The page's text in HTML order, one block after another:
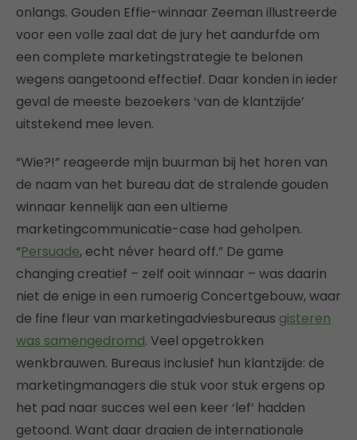
onlangs. Gouden Effie-winnaar Zeeman illustreerde
voor een volle zaal dat de jury het aandurfde om
een complete marketingstrategie te belonen
wegens aangetoond effectief. Daar konden in ieder
geval de meeste bezoekers ‘van de klantzijde’
uitstekend mee leven.
“Wie?!” reageerde mijn buurman bij het horen van
de naam van het bureau dat de stralende gouden
winnaar kennelijk aan een ultieme
marketingcommunicatie-case had geholpen.
“Persuade, echt néver heard off.” De game
changing creatief – zelf ooit winnaar – was daarin
niet de enige in een rumoerig Concertgebouw, waar
de fine fleur van marketingadviesbureaus gisteren
was samengedromd. Veel opgetrokken
wenkbrauwen. Bureaus inclusief hun klantzijde: de
marketingmanagers die stuk voor stuk ergens op
het pad naar succes wel een keer ‘lef’ hadden
getoond. Want daar draaien de internationale